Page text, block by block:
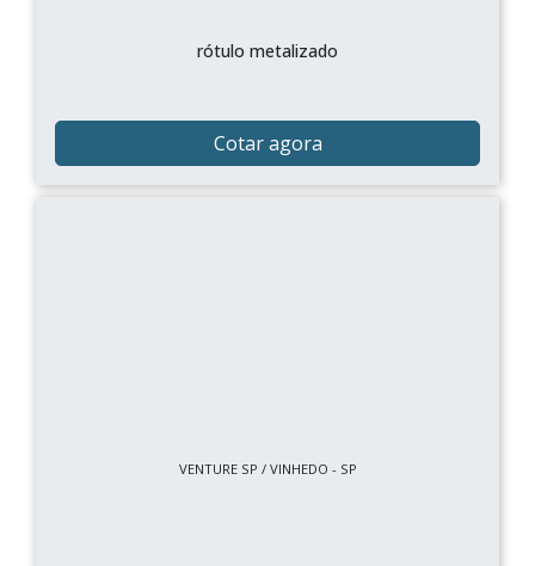
rótulo metalizado
Cotar agora
VENTURE SP / VINHEDO - SP